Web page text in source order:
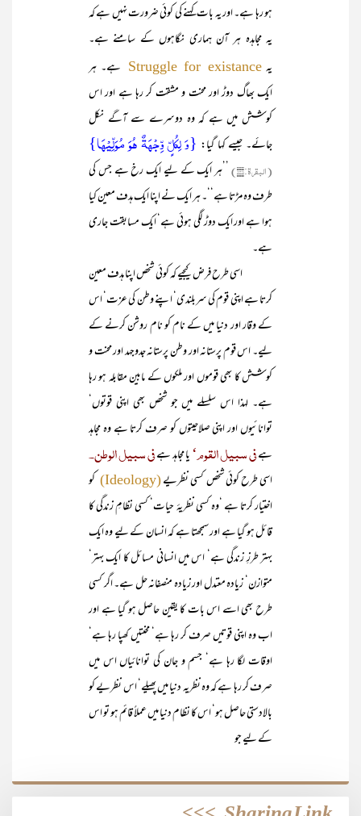
ہو رہا ہے۔ اور یہ بات کہنے کی کوئی ضرورت نہیں ہے کہ
یہ مجاہدہ ہر آن ہماری نگاہوں کے سامنے ہے۔
یہ Struggle for existance ہے۔ ہر
ایک بھاگ دوڑ اور محنت و مشقت کر رہا ہے اور اس
کوشش میں ہے کہ وہ دوسرے سے آگے نکل
جائے۔ جیسے کہا گیا: {وَ لِکُلٍّ وِّجۡہَۃٌ ہُوَ مُوَلِّیۡہَا}
(البقرۃ:۱۴۸)
’’ہر ایک کے لیے ایک رخ ہے جس کی
طرف وہ مڑتا ہے‘‘۔ ہر ایک نے اپنا ایک ہدف معین کیا
ہوا ہے اور ایک دوڑ لگی ہوئی ہے‘ ایک مسابقت جاری
ہے۔
اسی طرح فرض کیجیے کہ کوئی شخص اپنا ہدف معین
کرتا ہے اپنی قوم کی سربلندی‘ اپنے وطن کی عزت‘ اس
کے وقار اور دنیا میں کے نام کو نام روشن کرنے کے
لیے۔ اس قوم پرستانہ اور وطن پرستانہ جدوجہد اور محنت و
کوشش کا بھی قوموں اور ملکوں کے مابین مقابلہ ہو رہا
ہے۔ لہذا اس سلسلے میں جو شخص بھی اپنی قوتوں‘
توانائیوں اور اپنی صلاحیتوں کو صرف کرتا ہے وہ مجاہد
ہےفی سبیل القوم‘یا مجاہد ہےفی سبیل الوطن۔
اسی طرح کوئی شخص کسی نظریے(Ideology)
کو
اختیار کرتا ہے ‘وہ کسی نظریۂ حیات‘ کسی نظامِ زندگی کا
قائل ہو گیا ہے اور سمجھتا ہے کہ انسان کے لیے وہ ایک
بہتر طرزِ زندگی ہے‘ اس میں انسانی مسائل کا ایک بہتر‘
متوازن‘ زیادہ معتدل اور زیادہ منصفانہ حل ہے۔ اگر کسی
طرح بھی اسے اس بات کا یقین حاصل ہو گیا ہے اور
اب وہ اپنی قوتیں صرف کر رہا ہے‘ محنتیں کھپا رہا ہے‘
اوقات لگا رہا ہے‘ جسم و جان کی توانائیاں اس میں
صرف کر رہا ہے کہ وہ نظریہ دنیا میں پھیلے‘ اس نظریے کو
بالادستی حاصل ہو‘ اس کا نظام دنیا میں عملاً قائم ہو تو اس
کے لیے جو